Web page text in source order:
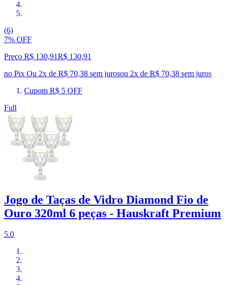
(6)
7% OFF
Preço R$ 130,91R$ 130,91
no Pix Ou 2x de R$ 70,38 sem jurosou 2x de R$ 70,38 sem juros
Cupom R$ 5 OFF
Full
Jogo de Taças de Vidro Diamond Fio de
Ouro 320ml 6 peças - Hauskraft Premium
5.0